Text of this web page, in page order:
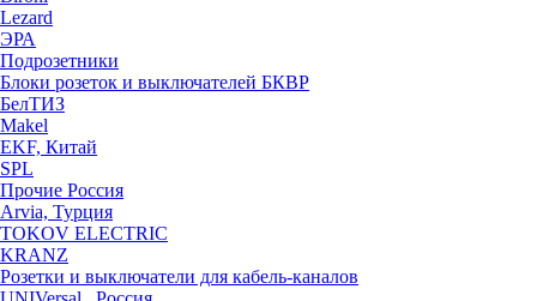
Lezard
ЭРА
Подрозетники
Блоки розеток и выключателей БКВР
БелТИЗ
Makel
EKF, Китай
SPL
Прочие Россия
Arvia, Турция
TOKOV ELECTRIC
KRANZ
Розетки и выключатели для кабель-каналов